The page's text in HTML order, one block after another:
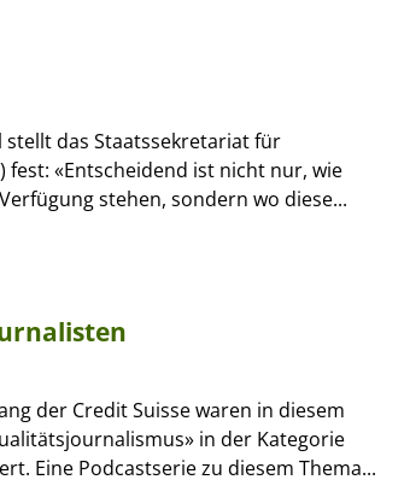
stellt das Staatssekretariat für
fest: «Entscheidend ist nicht nur, wie
stehen, sondern wo diese...
der Credit Suisse waren in diesem
in der Kategorie
Eine Podcastserie zu diesem Thema...